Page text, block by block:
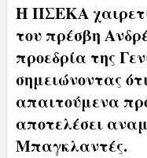
Η ΠΣΕΚΑ
του πρέσβη
προεδρία της
σημειώνοντας
απαιτούμενα
αποτελέσει
Μπαγκλαντές.